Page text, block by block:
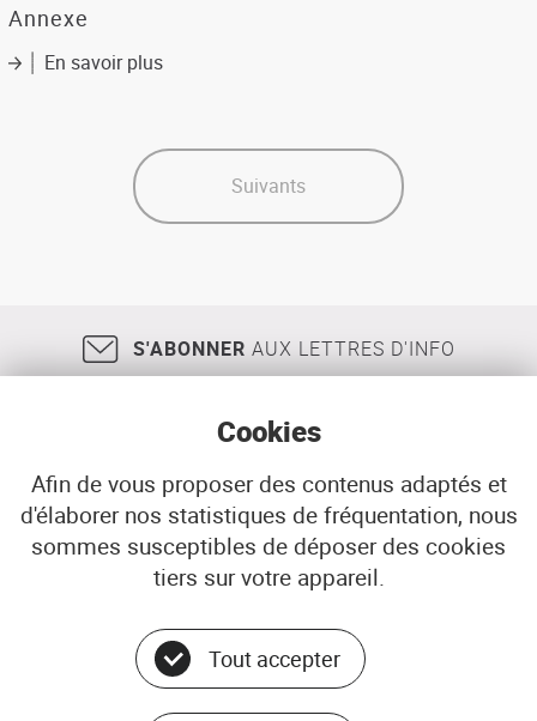
des
l'agglomération
bordelaise
Annexe
En savoir plussur
:
nature",
densités
résidentielles
l'agglomération
bordelaise
annexes
Suivants
S'ABONNER AUX LETTRES D'INFO
18, rue Jean Jaurès 29200 BREST
02 98 33 51 71
CONTACT
© ADEUPa
Cookies
Afin de vous proposer des contenus adaptés et
d'élaborer nos statistiques de fréquentation, nous
sommes susceptibles de déposer des cookies
tiers sur votre appareil.
Tout accepter